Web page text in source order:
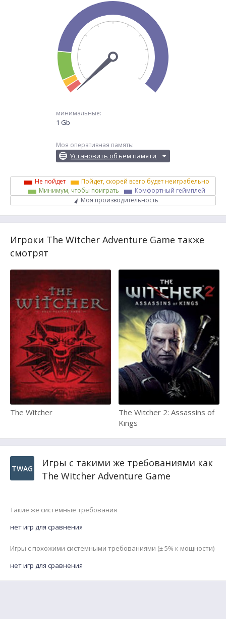
минимальные:
1 Gb
Моя оперативная память:
Установить объем памяти
Не пойдет
Пойдет, скорей всего будет неиграбельно
Минимум, чтобы поиграть
Комфортный геймплей
Моя производительность
Игроки The Witcher Adventure Game также
смотрят
The Witcher
The Witcher 2: Assassins of
Kings
TWAG
Игры с такими же требованиями как
The Witcher Adventure Game
Такие же системные требования
нет игр для сравнения
Игры с похожими системными требованиями (± 5% к мощности)
нет игр для сравнения